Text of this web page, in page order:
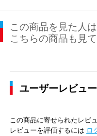
この商品を見た人は
こちらの商品も見
ユーザーレビュー
この商品に寄せられたレビ
レビューを評価するには ロ